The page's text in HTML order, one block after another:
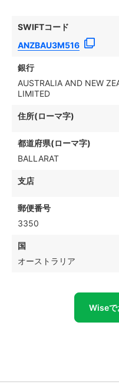
SWIFTコード
ANZBAU3M516
銀行
AUSTRALIA AND NEW
LIMITED
住所(ローマ字)
都道府県(ローマ字)
BALLARAT
支店
郵便番号
3350
国
オーストラリア
Wiseで